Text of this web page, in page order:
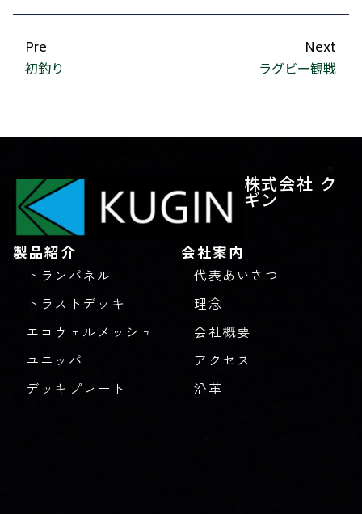
Pre
初釣り
Next
ラグビー観戦
株式会社 ク
ギン
製品紹介
トランパネル
トラストデッキ
エコウェルメッシュ
ユニッパ
デッキプレート
会社案内
代表あいさつ
理念
会社概要
アクセス
沿革